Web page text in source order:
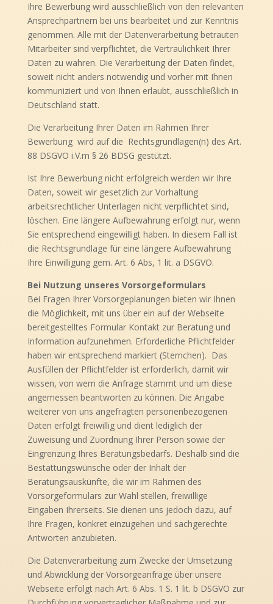
Ihre Bewerbung wird ausschließlich von den relevanten
Ansprechpartnern bei uns bearbeitet und zur Kenntnis
genommen. Alle mit der Datenverarbeitung betrauten
Mitarbeiter sind verpflichtet, die Vertraulichkeit Ihrer
Daten zu wahren. Die Verarbeitung der Daten findet,
soweit nicht anders notwendig und vorher mit Ihnen
kommuniziert und von Ihnen erlaubt, ausschließlich in
Deutschland statt.
Die Verarbeitung Ihrer Daten im Rahmen Ihrer
Bewerbung wird auf die Rechtsgrundlagen(n) des Art.
88 DSGVO i.V.m § 26 BDSG gestützt.
Ist Ihre Bewerbung nicht erfolgreich werden wir Ihre
Daten, soweit wir gesetzlich zur Vorhaltung
arbeitsrechtlicher Unterlagen nicht verpflichtet sind,
löschen. Eine längere Aufbewahrung erfolgt nur, wenn
Sie entsprechend eingewilligt haben. In diesem Fall ist
die Rechtsgrundlage für eine längere Aufbewahrung
Ihre Einwilligung gem. Art. 6 Abs, 1 lit. a DSGVO.
Bei Nutzung unseres Vorsorgeformulars
Bei Fragen Ihrer Vorsorgeplanungen bieten wir Ihnen
die Möglichkeit, mit uns über ein auf der Webseite
bereitgestelltes Formular Kontakt zur Beratung und
Information aufzunehmen. Erforderliche Pflichtfelder
haben wir entsprechend markiert (Sternchen). Das
Ausfüllen der Pflichtfelder ist erforderlich, damit wir
wissen, von wem die Anfrage stammt und um diese
angemessen beantworten zu können. Die Angabe
weiterer von uns angefragten personenbezogenen
Daten erfolgt freiwillig und dient lediglich der
Zuweisung und Zuordnung Ihrer Person sowie der
Eingrenzung Ihres Beratungsbedarfs. Deshalb sind die
Bestattungswünsche oder der Inhalt der
Beratungsauskünfte, die wir im Rahmen des
Vorsorgeformulars zur Wahl stellen, freiwillige
Eingaben Ihrerseits. Sie dienen uns jedoch dazu, auf
Ihre Fragen, konkret einzugehen und sachgerechte
Antworten anzubieten.
Die Datenverarbeitung zum Zwecke der Umsetzung
und Abwicklung der Vorsorgeanfrage über unsere
Webseite erfolgt nach Art. 6 Abs. 1 S. 1 lit. b DSGVO zur